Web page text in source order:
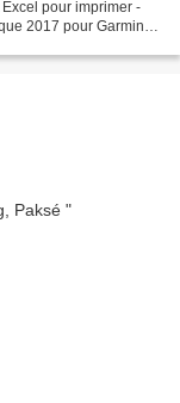
pour imprimer -
2017 pour Garmin, à